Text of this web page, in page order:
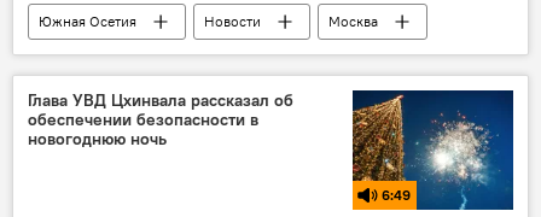
Южная Осетия Новости
Москва
Культура
хореография
Глава УВД Цхинвала рассказал об
обеспечении безопасности в
новогоднюю ночь
6:49